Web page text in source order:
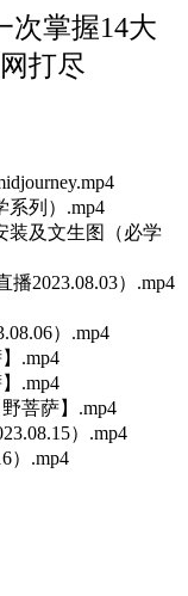
次掌握14大
打尽
系列）.mp4
装及文生图（必学
2023.08.03）.mp4
）.mp4
.mp4
.mp4
菩萨】.mp4
）.mp4
）.mp4